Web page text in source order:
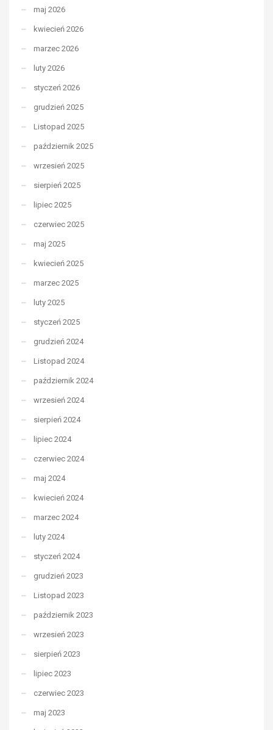
maj 2026
kwiecień 2026
marzec 2026
luty 2026
styczeń 2026
grudzień 2025
Listopad 2025
październik 2025
wrzesień 2025
sierpień 2025
lipiec 2025
czerwiec 2025
maj 2025
kwiecień 2025
marzec 2025
luty 2025
styczeń 2025
grudzień 2024
Listopad 2024
październik 2024
wrzesień 2024
sierpień 2024
lipiec 2024
czerwiec 2024
maj 2024
kwiecień 2024
marzec 2024
luty 2024
styczeń 2024
grudzień 2023
Listopad 2023
październik 2023
wrzesień 2023
sierpień 2023
lipiec 2023
czerwiec 2023
maj 2023